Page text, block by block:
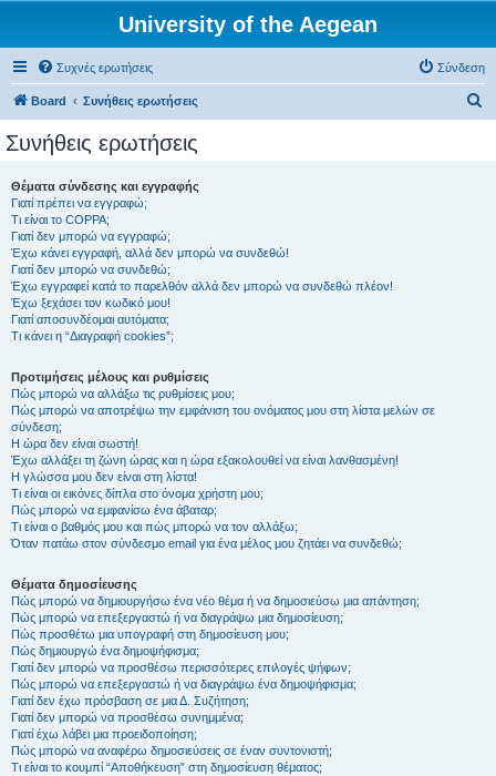
University of the Aegean
Συχνές ερωτήσεις Σύνδεση
Board Συνήθεις ερωτήσεις
Συνήθεις ερωτήσεις
Θέματα σύνδεσης και εγγραφής
Γιατί πρέπει να εγγραφώ;
Τι είναι το COPPA;
Γιατί δεν μπορώ να εγγραφώ;
Έχω κάνει εγγραφή, αλλά δεν μπορώ να συνδεθώ!
Γιατί δεν μπορώ να συνδεθώ;
Έχω εγγραφεί κατά το παρελθόν αλλά δεν μπορώ να συνδεθώ πλέον!
Έχω ξεχάσει τον κωδικό μου!
Γιατί αποσυνδέομαι αυτόματα;
Τι κάνει η “Διαγραφή cookies”;
Προτιμήσεις μέλους και ρυθμίσεις
Πώς μπορώ να αλλάξω τις ρυθμίσεις μου;
Πώς μπορώ να αποτρέψω την εμφάνιση του ονόματος μου στη λίστα μελών σε
σύνδεση;
Η ώρα δεν είναι σωστή!
Έχω αλλάξει τη ζώνη ώρας και η ώρα εξακολουθεί να είναι λανθασμένη!
Η γλώσσα μου δεν είναι στη λίστα!
Τι είναι οι εικόνες δίπλα στο όνομα χρήστη μου;
Πώς μπορώ να εμφανίσω ένα άβαταρ;
Τι είναι ο βαθμός μου και πώς μπορώ να τον αλλάξω;
Όταν πατάω στον σύνδεσμο email για ένα μέλος μου ζητάει να συνδεθώ;
Θέματα δημοσίευσης
Πώς μπορώ να δημιουργήσω ένα νέο θέμα ή να δημοσιεύσω μια απάντηση;
Πώς μπορώ να επεξεργαστώ ή να διαγράψω μια δημοσίευση;
Πώς προσθέτω μια υπογραφή στη δημοσίευση μου;
Πώς δημιουργώ ένα δημοψήφισμα;
Γιατί δεν μπορώ να προσθέσω περισσότερες επιλογές ψήφων;
Πώς μπορώ να επεξεργαστώ ή να διαγράψω ένα δημοψήφισμα;
Γιατί δεν έχω πρόσβαση σε μια Δ. Συζήτηση;
Γιατί δεν μπορώ να προσθέσω συνημμένα;
Γιατί έχω λάβει μια προειδοποίηση;
Πώς μπορώ να αναφέρω δημοσιεύσεις σε έναν συντονιστή;
Τι είναι το κουμπί “Αποθήκευση” στη δημοσίευση θέματος;